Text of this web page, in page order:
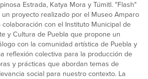
Estrada, Katya Mora y Túmitl. "Flash"
un proyecto realizado por el Museo Amparo
colaboración con el Instituto Municipal de
y Cultura de Puebla que propone un
con la comunidad artística de Puebla y
reflexión colectiva para la producción de
y prácticas que abordan temas de
social para nuestro contexto. La